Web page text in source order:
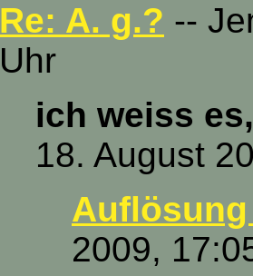
Re: A. g.? --
Uhr
ich weiss
18. August
Auflösung
2009,